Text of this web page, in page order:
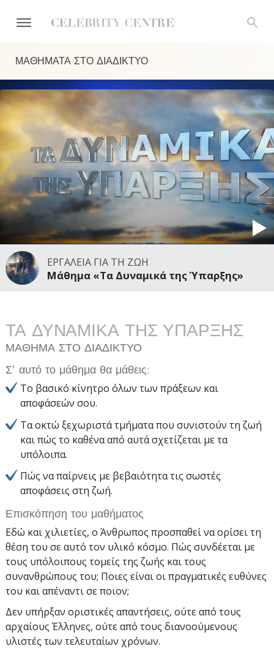
ΜΑΘΗΜΑΤΑ ΣΤΟ ΔΙΑΔΙΚΤΥΟ
ΕΡΓΑΛΕΙΑ ΓΙΑ ΤΗ ΖΩΗ
Μάθημα «Τα Δυναμικά της Ύπαρξης»
ΤΑ ΔΥΝΑΜΙΚΑ ΤΗΣ ΥΠΑΡΞΗΣ
ΜΑΘΗΜΑ ΣΤΟ ΔΙΑΔΙΚΤΥΟ
Σ’ αυτό το μάθημα θα μάθεις:
Το βασικό κίνητρο όλων των πράξεων και
αποφάσεών σου.
Τα οκτώ ξεχωριστά τμήματα που συνιστούν τη ζωή
και πώς το καθένα από αυτά σχετίζεται με τα
υπόλοιπα.
Πώς να παίρνεις με βεβαιότητα τις σωστές
αποφάσεις στη ζωή.
Επισκόπηση του μαθήματος
Εδώ και χιλιετίες, ο Άνθρωπος προσπαθεί να ορίσει τη
θέση του σε αυτό τον υλικό κόσμο. Πώς συνδέεται με
τους υπόλοιπους τομείς της ζωής και τους
συνανθρώπους του; Ποιες είναι οι πραγματικές ευθύνες
του και απέναντι σε ποιον;
Δεν υπήρξαν οριστικές απαντήσεις, ούτε από τους
αρχαίους Έλληνες, ούτε από τους διανοούμενους
υλιστές των τελευταίων χρόνων.